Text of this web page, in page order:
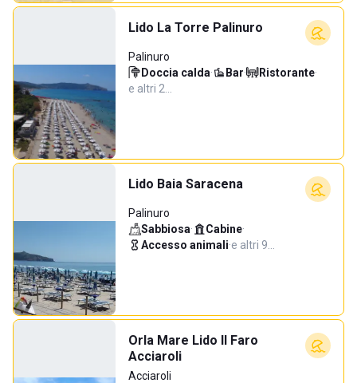
Lido La Torre Palinuro
Palinuro
Doccia calda· Bar· Ristorante·
e altri 2…
Lido Baia Saracena
Palinuro
Sabbiosa· Cabine·
Accesso animali·e altri 9…
Orla Mare Lido Il Faro
Acciaroli
Acciaroli